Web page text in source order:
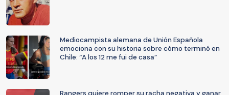
Mediocampista alemana de Unión Española
emociona con su historia sobre cómo terminó en
Chile: “A los 12 me fui de casa”
Rangers quiere romper su racha negativa y ganar